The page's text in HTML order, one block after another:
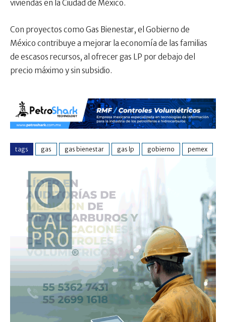
viviendas en la Ciudad de México.
Con proyectos como Gas Bienestar, el Gobierno de
México contribuye a mejorar la economía de las familias
de escasos recursos, al ofrecer gas LP por debajo del
precio máximo y sin subsidio.​
tags gas gas bienestar gas lp gobierno pemex